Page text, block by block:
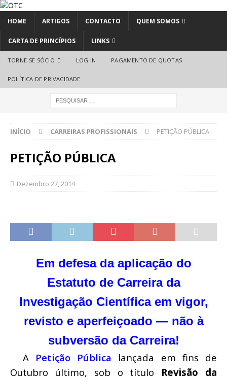
HOME ARTIGOS CONTACTO QUEM SOMOS
CARTA DE PRINCÍPIOS LINKS
TORNE-SE SÓCIO LOG IN PAGAMENTO DE QUOTAS
POLÍTICA DE PRIVACIDADE
INÍCIO CARREIRAS PROFISSIONAIS PETIÇÃO PÚBLICA
PETIÇÃO PÚBLICA
Dezembro 27, 2014
Em defesa da aplicação do
Estatuto de Carreira da
Investigação Científica em vigor,
revisto e aperfeiçoado — não à
subversão da Carreira!
A Petição Pública lançada em fins de
Outubro último, sob o título Revisão da